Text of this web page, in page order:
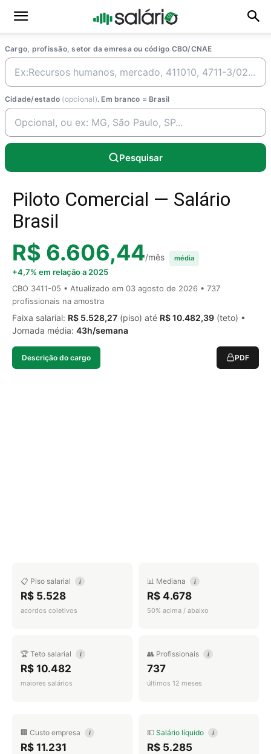
Cargo, profissão, setor da emresa ou código CBO/CNAE
Cidade/estado (opcional). Em branco = Brasil
Pesquisar
Piloto Comercial — Salário
Brasil
R$ 6.606,44/mês média
+4,7% em relação a 2025
CBO 3411-05 • Atualizado em 03 agosto de 2026 • 737
profissionais na amostra
Faixa salarial: R$ 5.528,27 (piso) até R$ 10.482,39 (teto) •
Jornada média: 43h/semana
Descrição do cargo PDF
📋 Piso salarial i
R$ 5.528
acordos coletivos
📊 Mediana i
R$ 4.678
50% acima / abaixo
🏆 Teto salarial i
R$ 10.482
maiores salários
👥 Profissionais i
737
últimos 12 meses
🏢 Custo empresa i
R$ 11.231
💵 Salário líquido i
R$ 5.285